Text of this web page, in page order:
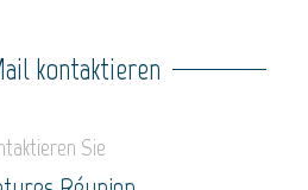
kontaktieren
Sie